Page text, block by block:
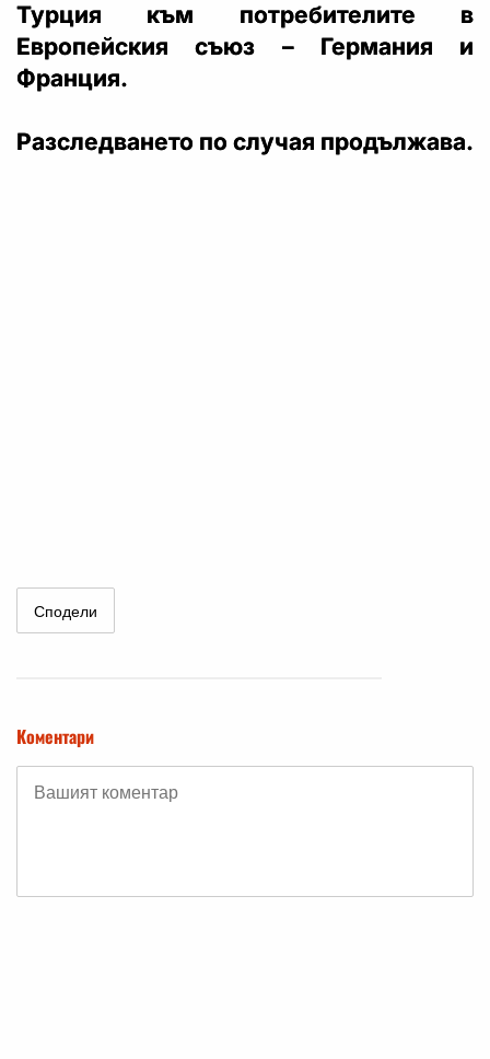
Турция към потребителите в
Европейския съюз – Германия и
Франция.
Разследването по случая продължава.
Сподели
Коментари